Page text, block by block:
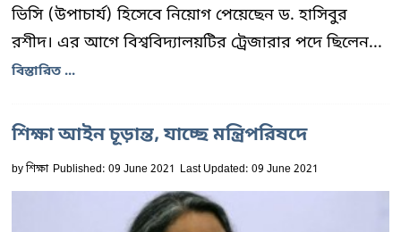
ভিসি (উপাচার্য) হিসেবে নিয়োগ পেয়েছেন ড. হাসিবুর
রশীদ। এর আগে বিশ্ববিদ্যালয়টির ট্রেজারার পদে ছিলেন...
বিস্তারিত ...
শিক্ষা আইন চূড়ান্ত, যাচ্ছে মন্ত্রিপরিষদে
byশিক্ষা Published: 09 June 2021 Last Updated: 09 June 2021